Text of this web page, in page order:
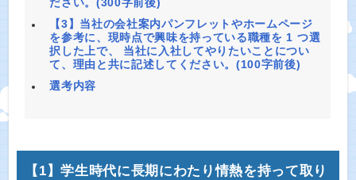
【3】当社の会社案内パンフレットやホームページ
を参考に、現時点で興味を持っている職種を 1 つ選
択した上で、 当社に入社してやりたいことについ
て、理由と共に記述してください。(100字前後)
選考内容
【1】学生時代に長期にわたり情熱を持って取り